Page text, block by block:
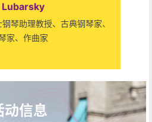
琴助理教授、古典钢琴家、
家、作曲家
动信息